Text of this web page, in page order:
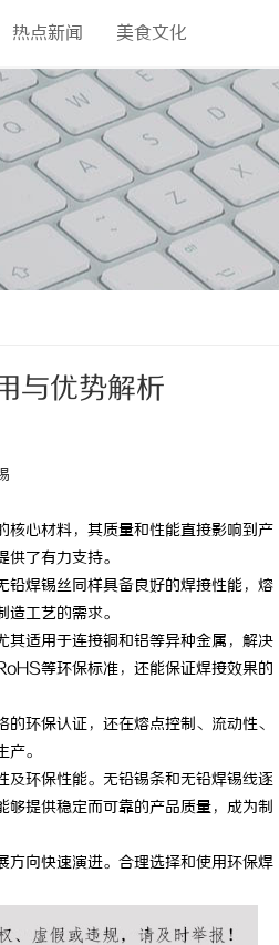
热点新闻 美食文化
与优势解析
核心材料，其质量和性能直接影响到产
了有力支持。
铅焊锡丝同样具备良好的焊接性能，熔
工艺的需求。
其适用于连接铜和铝等异种金属，解决
等环保标准，还能保证焊接效果的
环保认证，还在熔点控制、流动性、
。
及环保性能。无铅锡条和无铅焊锡线逐
提供稳定而可靠的产品质量，成为制
方向快速演进。合理选择和使用环保焊